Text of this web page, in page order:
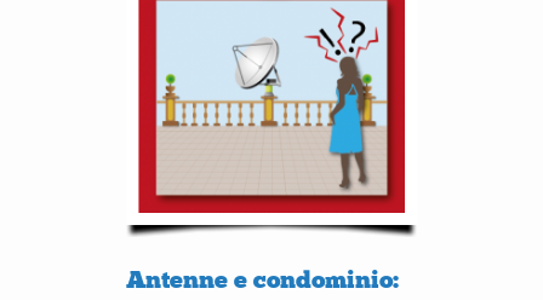
Antenne e condominio: